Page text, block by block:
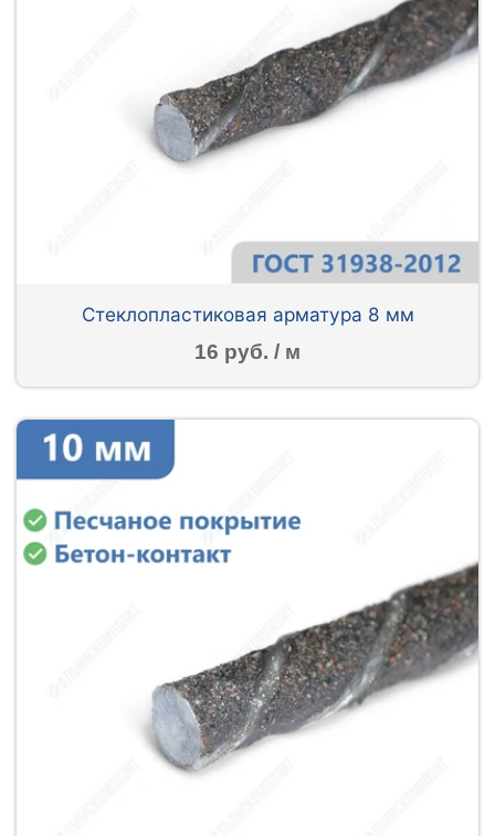
Стеклопластиковая арматура 8 мм
16 руб. / м